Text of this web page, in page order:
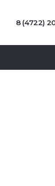
8 (4722)